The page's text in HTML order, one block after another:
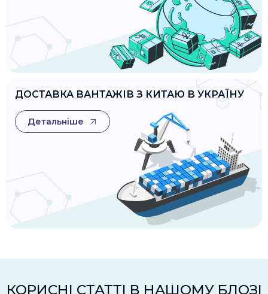
ДОСТАВКА ВАНТАЖІВ З КИТАЮ В УКРАЇНУ
Детальніше
КОРИСНІ СТАТТІ В НАШОМУ БЛОЗІ